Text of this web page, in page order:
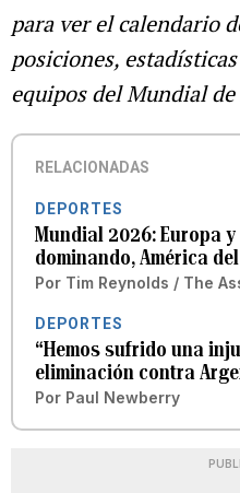
para ver el calendario
posiciones,
equipos del Mundial
RELACIONADAS
DEPORTES
Mundial 2026: Europa
dominando, América
Por Tim Reynolds / The
DEPORTES
“Hemos sufrido una
eliminación contra
Por Paul Newberry